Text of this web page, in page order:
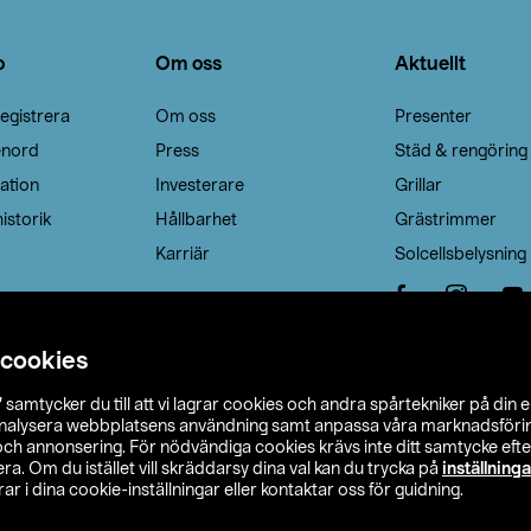
samtycker du till att vi lagrar cookies och andra spårtekniker på din
webbplatsens användning samt anpassa våra
annonsering. För nödvändiga cookies krävs inte ditt samtycke
Om du istället vill skräddarsy dina val kan du trycka på
i dina cookie-inställningar eller kontaktar oss för guidning.
Om oss
Om oss
Press
Investerare
Hållbarhet
Karriär
Aktuellt
Presenter
Städ & rengöring
Grillar
Grästrimmer
Solcellsbelysning